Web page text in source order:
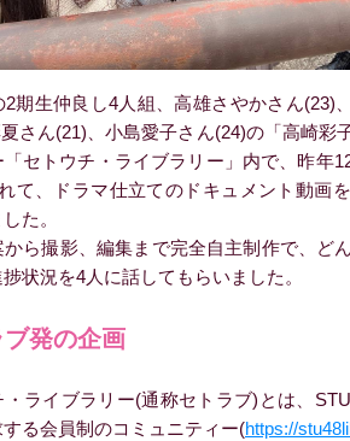
期生仲良し4人組、高雄さやかさん(23)
さん(21)、小島愛子さん(24)の「高崎彩
「セトウチ・ライブラリー」内で、昨年
て、ドラマ仕立てのドキュメント動画
た。
ら撮影、編集まで完全自主制作で、ど
状況を4人に話してもらいました。
発の企画
ライブラリー(通称セトラブ)とは、
る会員制のコミュニティー(https://